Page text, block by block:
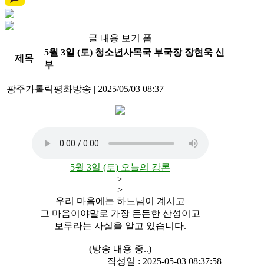
글 내용 보기 폼
제목
5월 3일 (토) 청소년사목국 부국장 장현욱 신
부
광주가톨릭평화방송 | 2025/05/03 08:37
5월 3일 (토) 오늘의 강론
>
>
우리 마음에는 하느님이 계시고
그 마음이야말로 가장 든든한 산성이고
보루라는 사실을 알고 있습니다.
(방송 내용 중..)
작성일 : 2025-05-03 08:37:58